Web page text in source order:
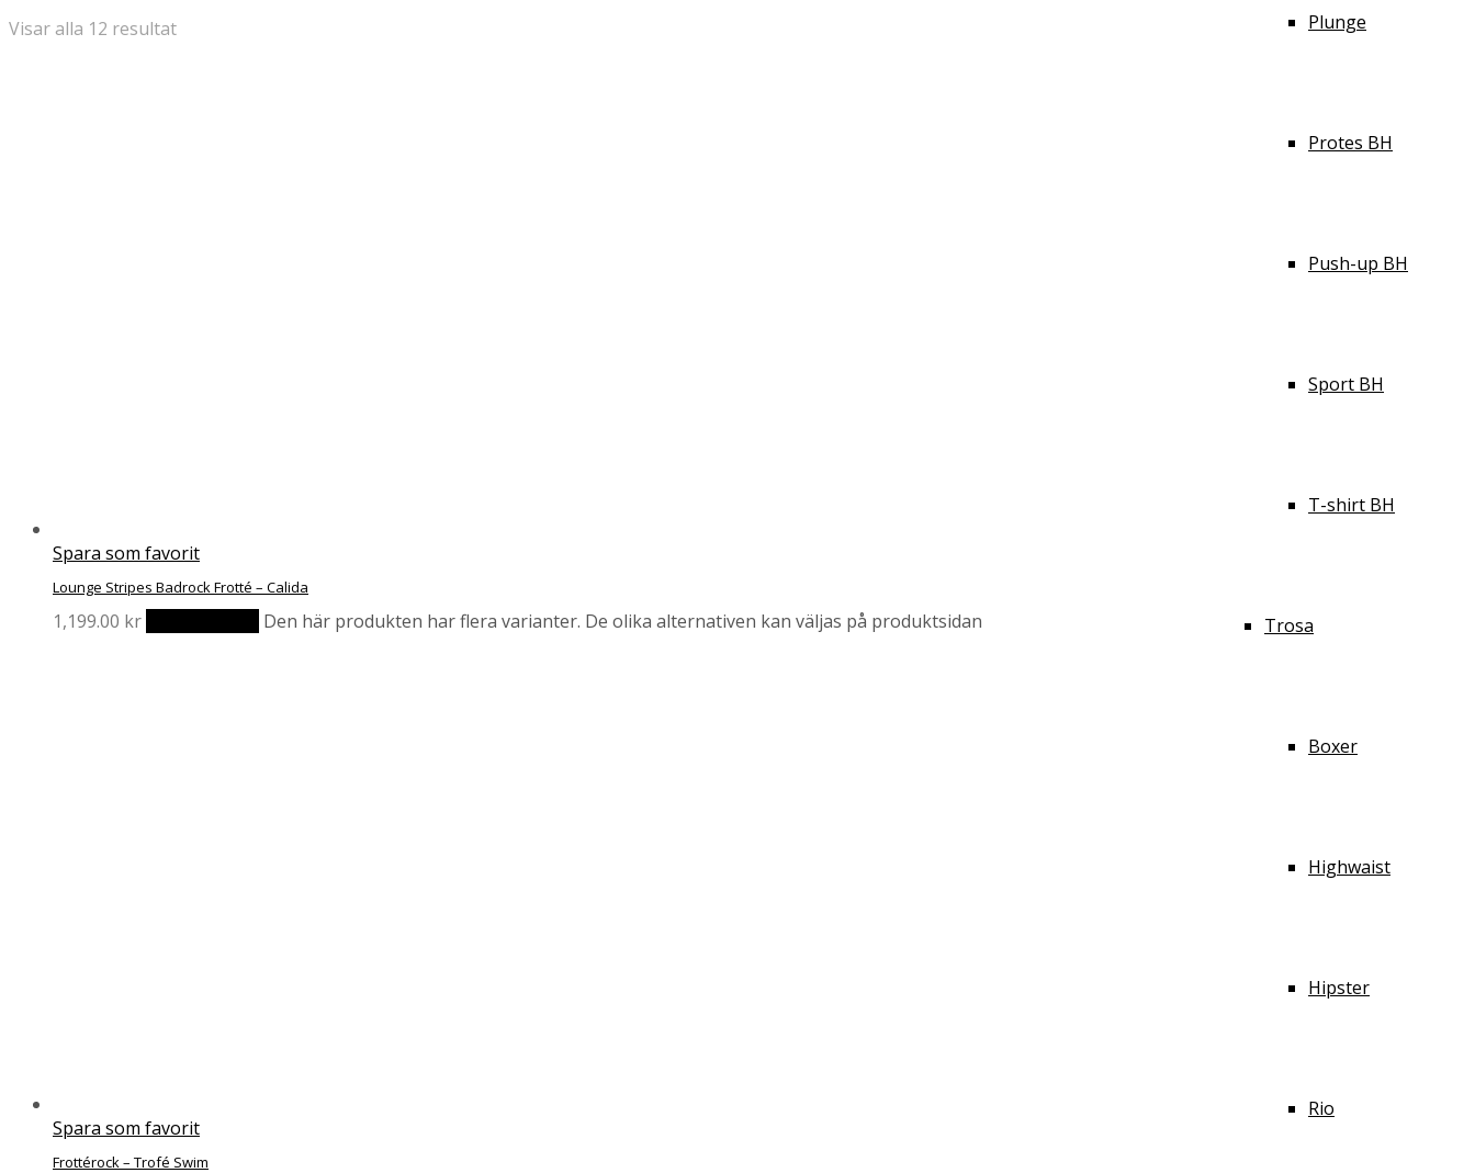
Plunge
Protes BH
Push-up BH
Sport BH
T-shirt BH
Trosa
Boxer
Highwaist
Hipster
Rio
Visar alla 12 resultat
Spara som favorit
Lounge Stripes Badrock Frotté – Calida
1,199.00 kr Den här produkten har flera varianter. De olika alternativen kan väljas på produktsidan
Spara som favorit
Frottérock – Trofé Swim